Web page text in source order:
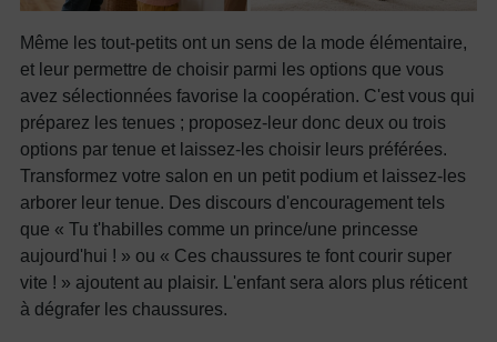
Même les tout-petits ont un sens de la mode élémentaire,
et leur permettre de choisir parmi les options que vous
avez sélectionnées favorise la coopération. C'est vous qui
préparez les tenues ; proposez-leur donc deux ou trois
options par tenue et laissez-les choisir leurs préférées.
Transformez votre salon en un petit podium et laissez-les
arborer leur tenue. Des discours d'encouragement tels
que « Tu t'habilles comme un prince/une princesse
aujourd'hui ! » ou « Ces chaussures te font courir super
vite ! » ajoutent au plaisir. L'enfant sera alors plus réticent
à dégrafer les chaussures.